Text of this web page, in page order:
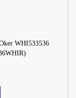
WHI533536